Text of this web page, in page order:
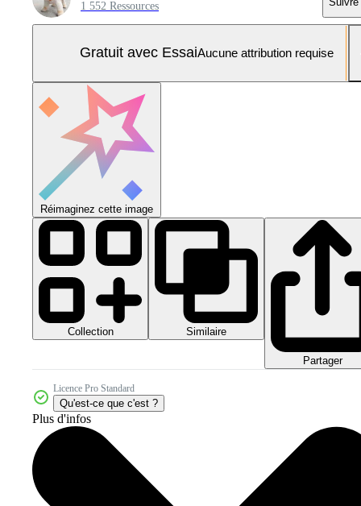
1 552 Ressources
Gratuit avec EssaiAucune attribution requise
Réimaginez cette image
Collection Similaire
Partager
Licence Pro Standard
Qu'est-ce que c'est ?
Plus d'infos